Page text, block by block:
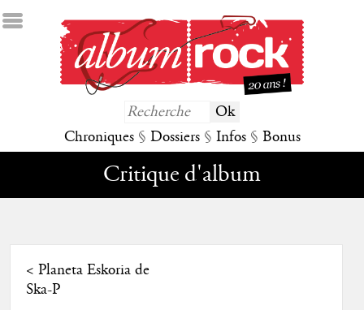
Chroniques § Dossiers § Infos § Bonus
Critique d'album
< Planeta Eskoria de
Ska-P